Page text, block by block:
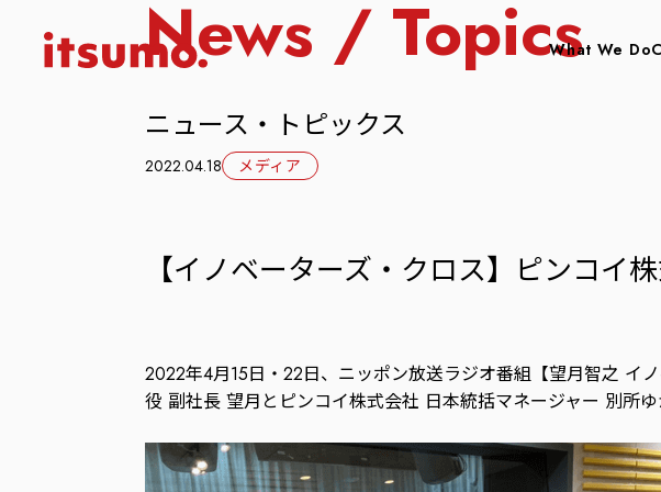
What We Do
News / Topics
ニュース・トピックス
2022.04.18 メディア
【イノベーターズ・クロス】ピンコイ
2022年4月15日・22日、ニッポン放送ラジオ番組【望月智之 イ
役 副社長 望月とピンコイ株式会社 日本統括マネージャー 別所